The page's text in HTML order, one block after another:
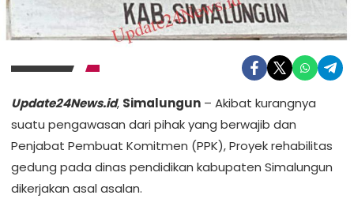
Update24News.id, Simalungun – Akibat kurangnya
suatu pengawasan dari pihak yang berwajib dan
Penjabat Pembuat Komitmen (PPK), Proyek rehabilitas
gedung pada dinas pendidikan kabupaten Simalungun
dikerjakan asal asalan.